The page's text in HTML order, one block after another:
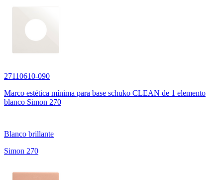
27110610-090
Marco estética mínima para base schuko CLEAN de 1 elemento
blanco Simon 270
Blanco brillante
Simon 270